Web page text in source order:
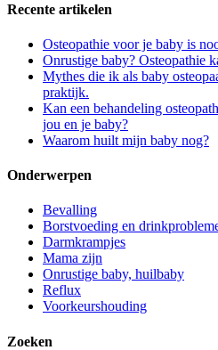
Recente artikelen
Osteopathie voor je baby is
Onrustige baby? Osteopathie
Mythes die ik als baby
praktijk.
Kan een behandeling
jou en je baby?
Waarom huilt mijn baby nog?
Onderwerpen
Bevalling
Borstvoeding en
Darmkrampjes
Mama zijn
Onrustige baby, huilbaby
Reflux
Voorkeurshouding
Zoeken